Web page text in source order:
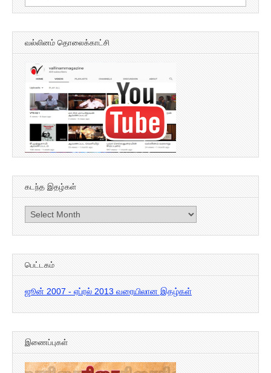
for:
வல்லினம் தொலைக்காட்சி
கடந்த இதழ்கள்
கடந்த
இதழ்கள்
பெட்டகம்
ஜூன் 2007 - ஏப்ரல் 2013 வரையிலான இதழ்கள்
இணைப்புகள்